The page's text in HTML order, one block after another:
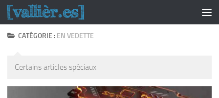
Skip to content
CATÉGORIE : EN VEDETTE
Certains articles spéciaux